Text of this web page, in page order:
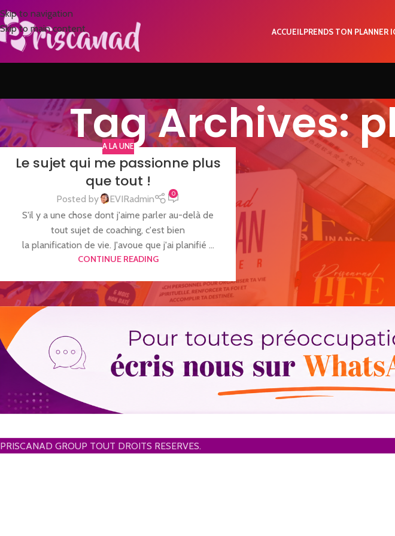
Skip to navigation
Skip to main content
ACCUEILPRENDS TON PLANNER
Tag Archives:
A LA UNE
Le sujet qui me passionne plus
que tout !
Posted by EVIRadmin 0
S'il y a une chose dont j'aime parler au-delà de
tout sujet de coaching, c'est bien
la planification de vie. J'avoue que j'ai planifié ...
CONTINUE READING
PRISCANAD GROUP TOUT DROITS RESERVES.